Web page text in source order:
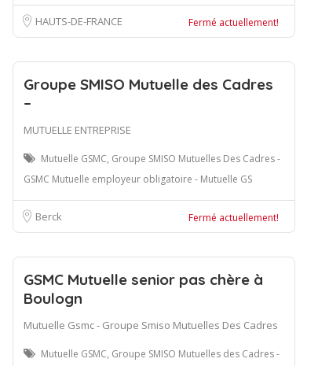
HAUTS-DE-FRANCE Fermé actuellement!
Groupe SMISO Mutuelle des Cadres
–
MUTUELLE ENTREPRISE
Mutuelle GSMC, Groupe SMISO Mutuelles Des Cadres -
GSMC Mutuelle employeur obligatoire - Mutuelle GS
Berck Fermé actuellement!
GSMC Mutuelle senior pas chère à
Boulogn
Mutuelle Gsmc - Groupe Smiso Mutuelles Des Cadres
Mutuelle GSMC, Groupe SMISO Mutuelles des Cadres -